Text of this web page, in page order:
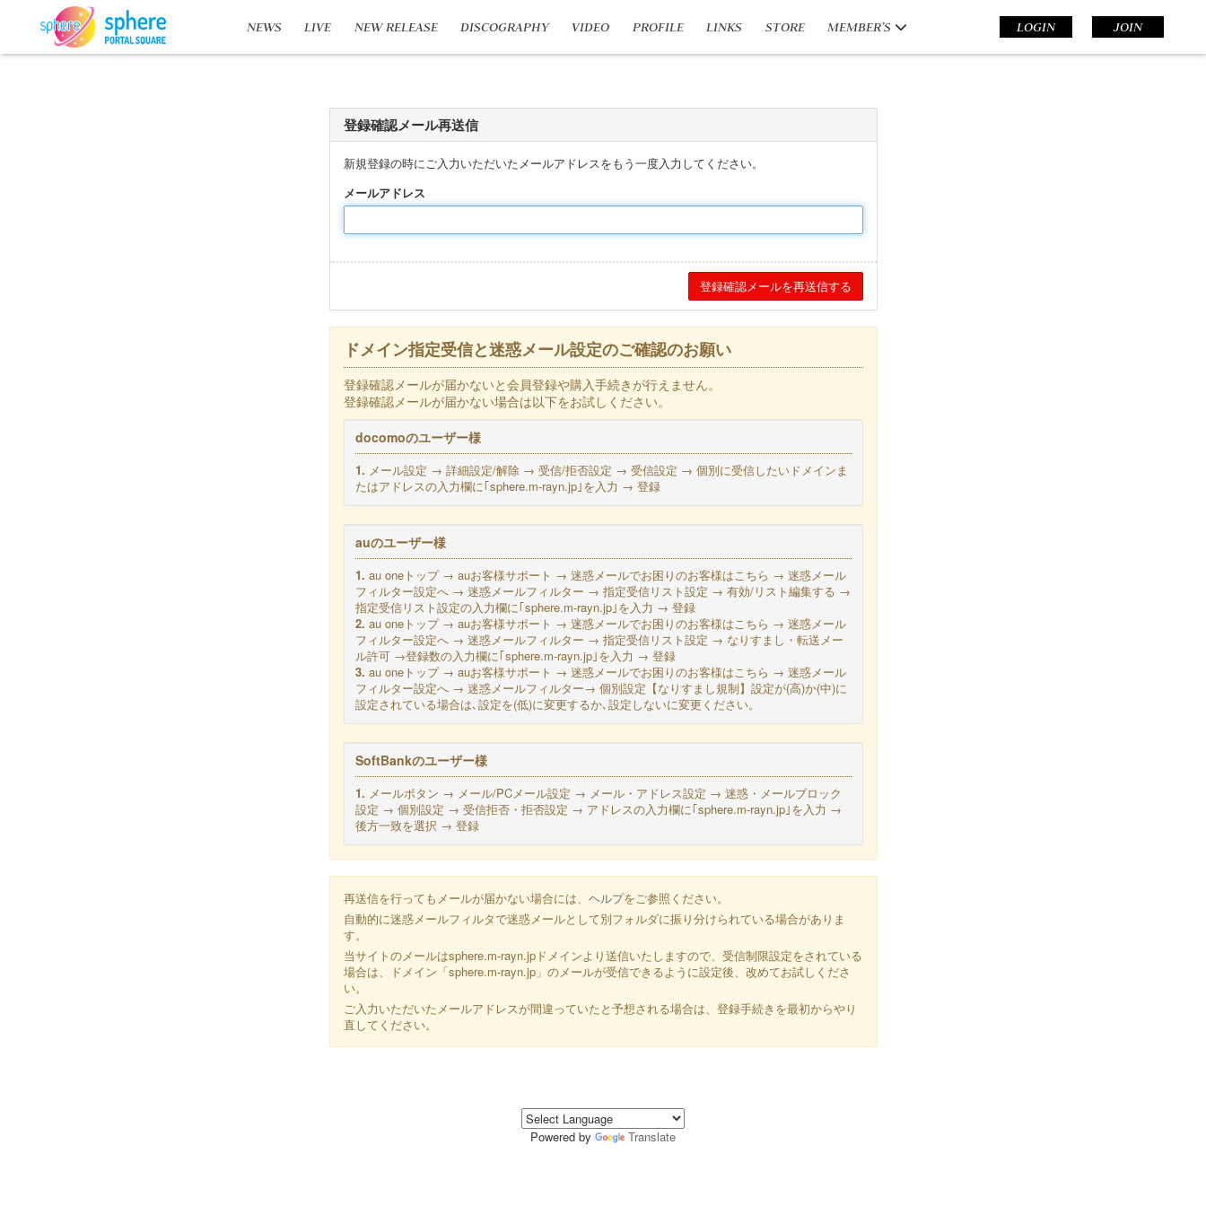
NEWS LIVE NEW RELEASE DISCOGRAPHY VIDEO PROFILE LINKS STORE MEMBER’S LOGIN JOIN
登録確認メール再送信
新規登録の時にご入力いただいたメールアドレスをもう一度入力してください。
メールアドレス
ドメイン指定受信と迷惑メール設定のご確認のお願い
登録確認メールが届かないと会員登録や購入手続きが行えません。
登録確認メールが届かない場合は以下をお試しください。
docomoのユーザー様
1. メール設定 → 詳細設定/解除 → 受信/拒否設定 → 受信設定 → 個別に受信したいドメインま
たはアドレスの入力欄に｢sphere.m-rayn.jp｣を入力 → 登録
auのユーザー様
1. au oneトップ → auお客様サポート → 迷惑メールでお困りのお客様はこちら → 迷惑メール
フィルター設定へ → 迷惑メールフィルター → 指定受信リスト設定 → 有効/リスト編集する →
指定受信リスト設定の入力欄に｢sphere.m-rayn.jp｣を入力 → 登録
2. au oneトップ → auお客様サポート → 迷惑メールでお困りのお客様はこちら → 迷惑メール
フィルター設定へ → 迷惑メールフィルター → 指定受信リスト設定 → なりすまし・転送メー
ル許可 →登録数の入力欄に｢sphere.m-rayn.jp｣を入力 → 登録
3. au oneトップ → auお客様サポート → 迷惑メールでお困りのお客様はこちら → 迷惑メール
フィルター設定へ → 迷惑メールフィルター→ 個別設定【なりすまし規制】設定が(高)か(中)に
設定されている場合は､設定を(低)に変更するか､設定しないに変更ください。
SoftBankのユーザー様
1. メールボタン → メール/PCメール設定 → メール・アドレス設定 → 迷惑・メールブロック
設定 → 個別設定 → 受信拒否・拒否設定 → アドレスの入力欄に｢sphere.m-rayn.jp｣を入力 →
後方一致を選択 → 登録
再送信を行ってもメールが届かない場合には、 ヘルプをご参照ください。
自動的に迷惑メールフィルタで迷惑メールとして別フォルダに振り分けられている場合がありま
す。
当サイトのメールはsphere.m-rayn.jpドメインより送信いたしますので、受信制限設定をされている
場合は、ドメイン「sphere.m-rayn.jp」のメールが受信できるように設定後、改めてお試しくださ
い。
ご入力いただいたメールアドレスが間違っていたと予想される場合は、登録手続きを最初からやり
直してください。
Powered by Translate